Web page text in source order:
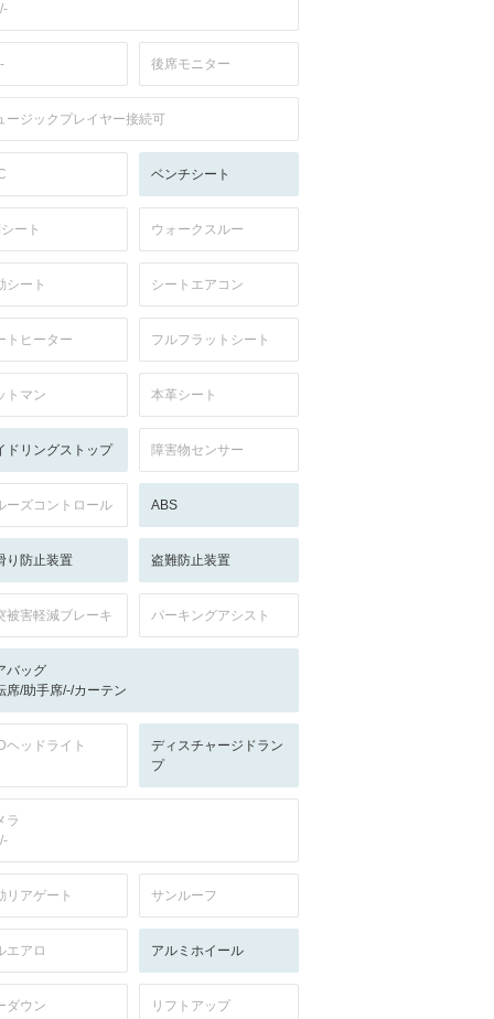
後席モニター
ージックプレイヤー接続可
ベンチシート
ート ウォークスルー
シート シートエアコン
トヒーター フルフラットシート
トマン 本革シート
ドリングストップ 障害物センサー
ーズコントロール ABS
り防止装置 盗難防止装置
被害軽減ブレーキ パーキングアシスト
バッグ
席/助手席/-/カーテン
ヘッドライト
ディスチャージドラン
プ
ラ
リアゲート サンルーフ
エアロ アルミホイール
ダウン リフトアップ